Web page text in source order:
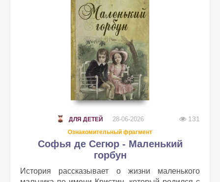
ДЛЯ ДЕТЕЙ 28-06-2026 131
Ознакомительный фрагмент
Софья де Сегюр - Маленький
горбун
История рассказывает о жизни маленького